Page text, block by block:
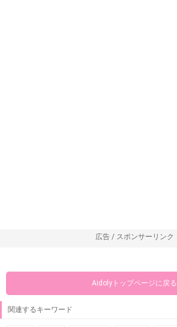
広告 / スポンサーリンク
Aidolyトップページに戻る
関連するキーワード